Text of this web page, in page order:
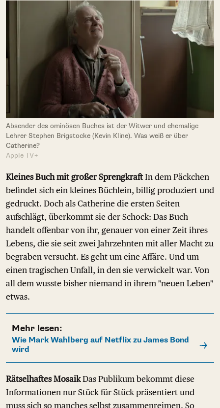
Absender des ominösen Buches ist der Witwer und ehemalige
Lehrer Stephen Brigstocke (Kevin Kline). Was weiß er über
Catherine?
Apple TV+
Kleines Buch mit großer SprengkraftIn dem Päckchen
befindet sich ein kleines Büchlein, billig produziert und
gedruckt. Doch als Catherine die ersten Seiten
aufschlägt, überkommt sie der Schock: Das Buch
handelt offenbar von ihr, genauer von einer Zeit ihres
Lebens, die sie seit zwei Jahrzehnten mit aller Macht zu
begraben versucht. Es geht um eine Affäre. Und um
einen tragischen Unfall, in den sie verwickelt war. Von
all dem wusste bisher niemand in ihrem "neuen Leben"
etwas.
Mehr lesen:
Wie Mark Wahlberg auf Netflix zu James Bond
wird
Rätselhaftes MosaikDas Publikum bekommt diese
Informationen nur Stück für Stück präsentiert und
muss sich so manches selbst zusammenreimen. So